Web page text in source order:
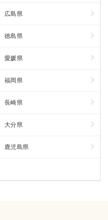
広島県
徳島県
愛媛県
福岡県
長崎県
大分県
鹿児島県